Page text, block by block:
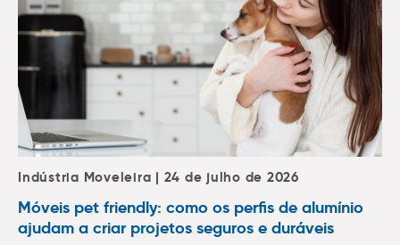
Indústria Moveleira | 24 de julho de 2026
Móveis pet friendly: como os perfis de alumínio
ajudam a criar projetos seguros e duráveis